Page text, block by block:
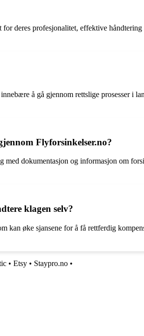
deres profesjonalitet, effektive
å gå gjennom rettslige prosesser i
Flyforsinkelser.no?
dokumentasjon og informasjon om
klagen selv?
kan øke sjansene for å få rettferdig
• Etsy • Staypro.no •